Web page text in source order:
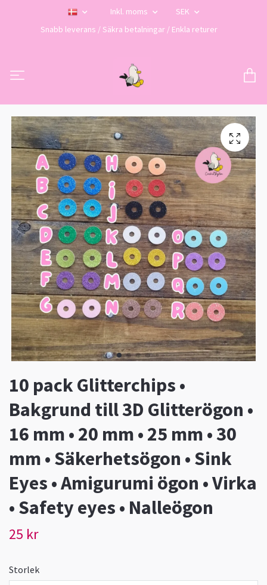
Inkl. moms
SEK
Snabb leverans / Säkra betalningar / Enkla returer
10 pack Glitterchips •
Bakgrund till 3D Glitterögon •
16 mm • 20 mm • 25 mm • 30
mm • Säkerhetsögon • Sink
Eyes • Amigurumi ögon • Virka
• Safety eyes • Nalleögon
25 kr
Storlek